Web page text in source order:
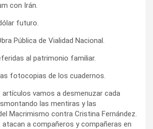
con Irán.
futuro.
Pública de Vialidad Nacional.
al patrimonio familiar.
fotocopias de los cuadernos.
artículos vamos a desmenuzar cada
las mentiras y las
Macrimismo contra Cristina Fernández.
atacan a compañeros y compañeras en